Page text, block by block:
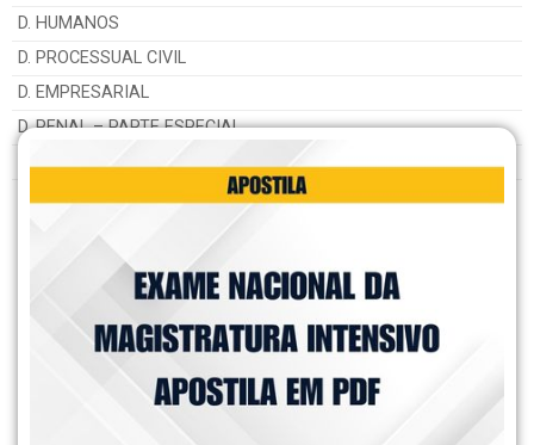
D. HUMANOS
D. PROCESSUAL CIVIL
D. EMPRESARIAL
D. PENAL – PARTE ESPECIAL
D. PENAL – PARTE GERAL